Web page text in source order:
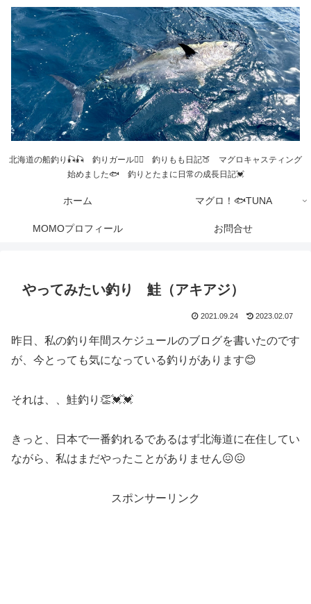
北海道の船釣り🎣🎣 釣りガール💁‍♀️ 釣りもも日記🍑 マグロキャスティング
始めました🐟 釣りとたまに日常の成長日記💓
ホーム マグロ！🐟TUNA
MOMOプロフィール お問合せ
やってみたい釣り 鮭（アキアジ）
2021.09.24 2023.02.07
昨日、私の釣り年間スケジュールのブログを書いたのです
が、今とっても気になっている釣りがあります😊
それは、、鮭釣り👏💓💓
きっと、日本で一番釣れるであるはず北海道に在住してい
ながら、私はまだやったことがありません😖😖
スポンサーリンク